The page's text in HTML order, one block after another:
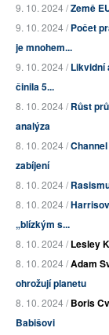
9. 10. 2024 /Země
9. 10. 2024 /Počet
je mnohem...
9. 10. 2024 /Likvidní
činila 5...
8. 10. 2024 /Růst
analýza
8. 10. 2024 /
zabíjení
8. 10. 2024 /
8. 10. 2024 /
„blízkým s...
8. 10. 2024 /Lesley
8. 10. 2024 /Adam
ohrožují planetu
8. 10. 2024 /Boris
Babišovi